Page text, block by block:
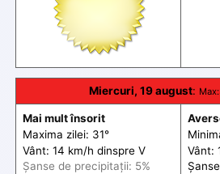
Miercuri, 19 august: Max
Mai mult însorit
Maxima zilei: 31°
Vânt: 14 km/h dinspre V
Șanse de precipitații: 5%
Vânt: